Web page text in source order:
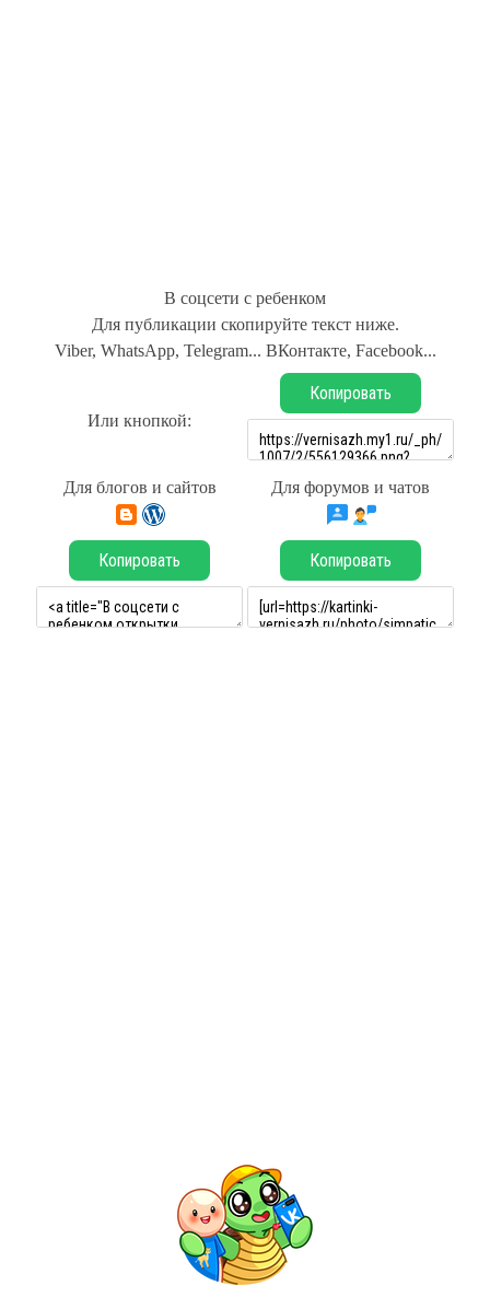
В соцсети с ребенком
Для публикации скопируйте текст ниже.
Viber, WhatsApp, Telegram... ВКонтакте, Facebook...
Или кнопкой:
Копировать
Для блогов и сайтов Для форумов и чатов
Копировать Копировать